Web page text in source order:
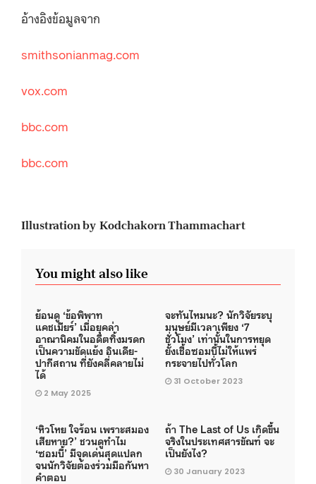
อ้างอิงข้อมูลจาก
smithsonianmag.com
vox.com
bbc.com
bbc.com
Illustration by Kodchakorn Thammachart
You might also like
ย้อนดู ‘ข้อพิพาท
แคชเมียร์’ เมื่อยุคล่า
อาณานิคมในอดีตทิ้งมรดก
เป็นความขัดแย้ง อินเดีย-
ปากีสถาน ที่ยังคลี่คลายไม่
ได้
2 May 2025
จะทันไหมนะ? นักวิจัยระบุ
มนุษย์มีเวลาเพียง ‘7
ชั่วโมง’ เท่านั้นในการหยุด
ยั้งเชื้อซอมบี้ไม่ให้แพร่
กระจายไปทั่วโลก
31 October 2023
‘หิวโหย ใจร้อน เพราะสมอง
เสียหาย?’ ชวนดูทำไม
‘ซอมบี้’ มีจุดเด่นสุดแปลก
จนนักวิจัยต้องร่วมมือกันหา
คำตอบ
ถ้า The Last of Us เกิดขึ้น
จริงในประเทศสารขัณฑ์ จะ
เป็นยังไง?
30 January 2023